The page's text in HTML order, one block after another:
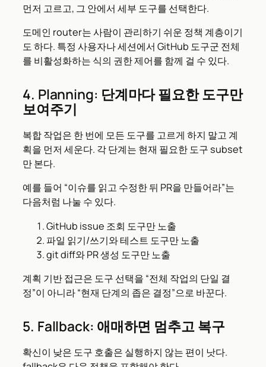
먼저 고르고, 그 안에서 세부 도구를 선택한다.
도메인 router는 사람이 관리하기 쉬운 정책 계층이기
도 하다. 특정 사용자나 세션에서 GitHub 도구군 전체
를 비활성화하는 식의 권한 제어를 함께 걸 수 있다.
4. Planning: 단계마다 필요한 도구만
보여주기
복합 작업은 한 번에 모든 도구를 고르게 하지 말고 계
획을 먼저 세운다. 각 단계는 현재 필요한 도구 subset
만 본다.
예를 들어 “이슈를 읽고 수정한 뒤 PR을 만들어라”는
다음처럼 나눌 수 있다.
GitHub issue 조회 도구만 노출
파일 읽기/쓰기와 테스트 도구만 노출
git diff와 PR 생성 도구만 노출
계획 기반 접근은 도구 선택을 “전체 작업의 단일 결
정”이 아니라 “현재 단계의 좁은 결정”으로 바꾼다.
5. Fallback: 애매하면 멈추고 복구
확신이 낮은 도구 호출은 실행하지 않는 편이 낫다.